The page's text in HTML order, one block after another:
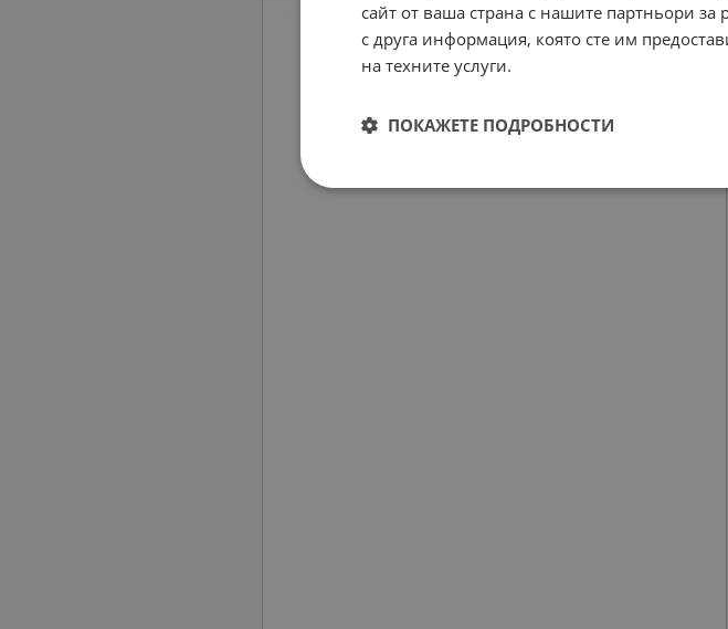
сайт от ваша страна с нашите партньори
с друга информация, която сте им
на техните услуги.
ПОКАЖЕТЕ ПОДРОБНОСТИ